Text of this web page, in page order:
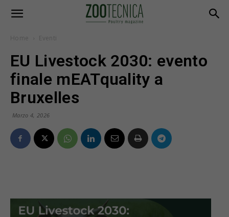
Home Eventi
EU Livestock 2030: evento
finale mEATquality a
Bruxelles
Marzo 4, 2026